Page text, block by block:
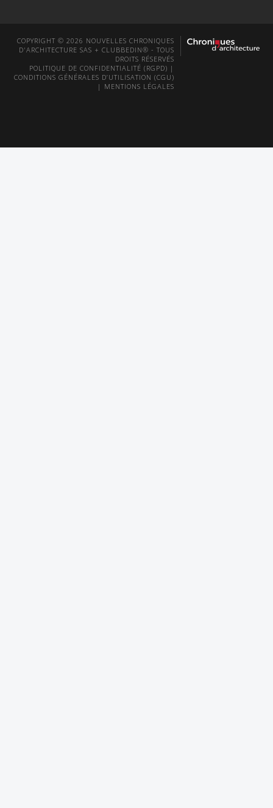
COPYRIGHT © 2026 NOUVELLES CHRONIQUES
D'ARCHITECTURE SAS + CLUBBEDIN® - TOUS
DROITS RÉSERVÉS
POLITIQUE DE CONFIDENTIALITÉ (RGPD) |
CONDITIONS GÉNÉRALES D’UTILISATION (CGU)
| MENTIONS LÉGALES